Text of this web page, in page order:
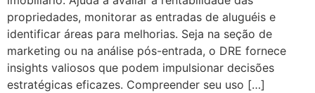
propriedades, monitorar as entradas de aluguéis e
identificar áreas para melhorias. Seja na seção de
marketing ou na análise pós-entrada, o DRE fornece
insights valiosos que podem impulsionar decisões
estratégicas eficazes. Compreender seu uso […]